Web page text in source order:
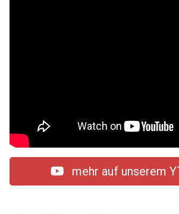
mehr auf unserem